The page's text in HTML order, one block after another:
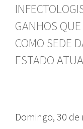
GANHOS
COMO SEDE
ESTADO
Domingo, 30